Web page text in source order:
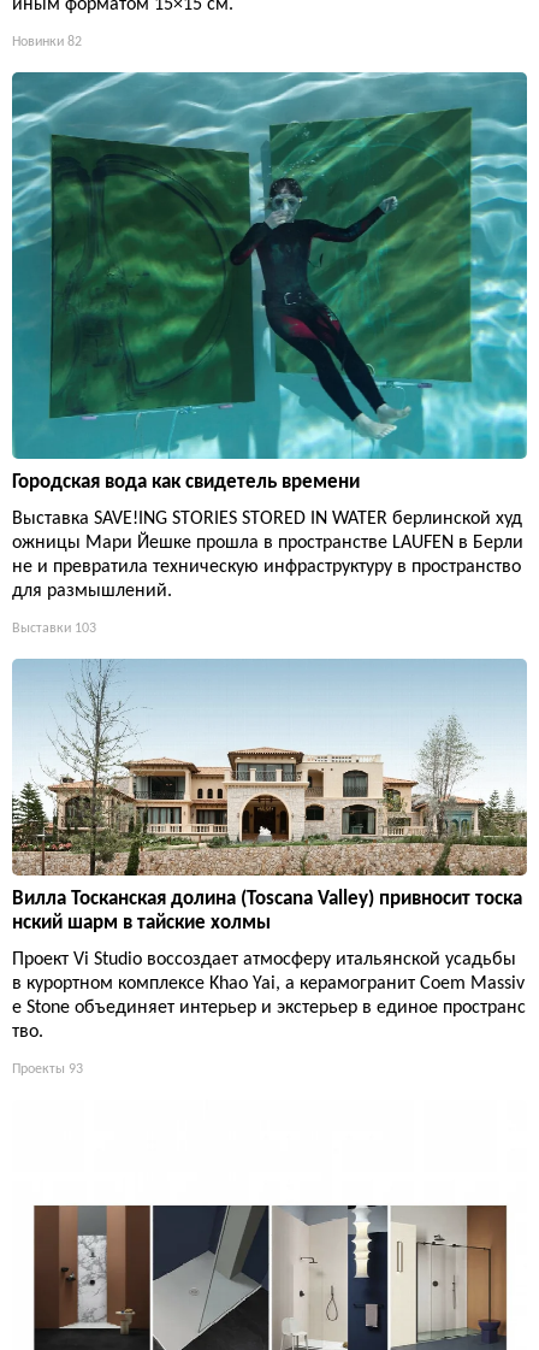
иным форматом 15×15 см.
Новинки 82
Городская вода как свидетель времени
Выставка SAVE!ING STORIES STORED IN WATER берлинской худ
ожницы Мари Йешке прошла в пространстве LAUFEN в Берли
не и превратила техническую инфраструктуру в пространство
для размышлений.
Выставки 103
Вилла Тосканская долина (Toscana Valley) привносит тоска
нский шарм в тайские холмы
Проект Vi Studio воссоздает атмосферу итальянской усадьбы
в курортном комплексе Khao Yai, а керамогранит Coem Massiv
e Stone объединяет интерьер и экстерьер в единое пространс
тво.
Проекты 93